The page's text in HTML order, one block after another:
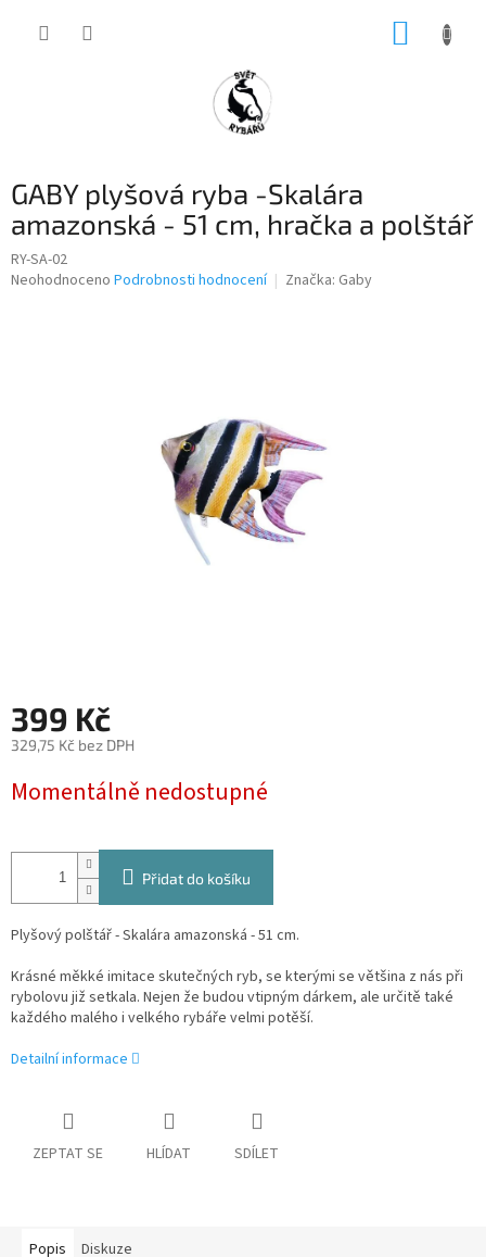
GABY plyšová ryba -Skalára
amazonská - 51 cm, hračka a polštář
RY-SA-02
Průměrné
Neohodnoceno Podrobnosti hodnocení Značka: Gaby
399 Kč
329,75 Kč bez DPH
cena:
Momentálně nedostupné
Přidat do košíku
Plyšový polštář - Skalára amazonská - 51 cm.
Krásné měkké imitace skutečných ryb, se kterými se většina z nás při
rybolovu již setkala. Nejen že budou vtipným dárkem, ale určitě také
každého malého i velkého rybáře velmi potěší.
Detailní informace
ZEPTAT SE HLÍDAT SDÍLET
Popis Diskuze